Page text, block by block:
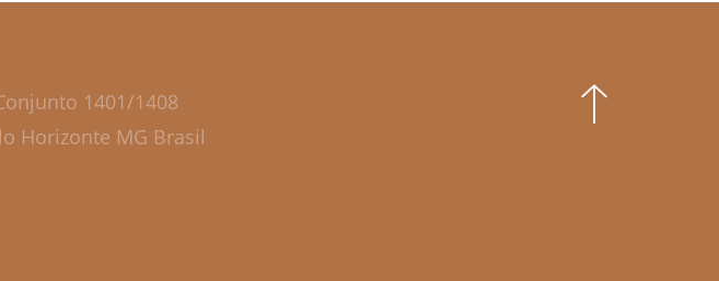
1401/1408
Horizonte MG Brasil